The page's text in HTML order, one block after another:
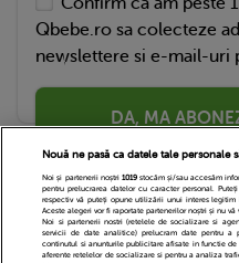
Qbebe.ro sa colecteze
newslettere si e-mail-uri
DA, MA
Nouă ne pasă ca datele tale personale
Noi și partenerii noștri 1019stocăm și/sau accesăm
pentru prelucrarea datelor cu caracter personal.
respectiv vă puteți opune utilizării unui interes
Aceste alegeri vor fi raportate partenerilor noștri și nu vă
Noi si partenerii nostri (retelele de socializare si
servicii de date analitice) prelucram date pentru a
continutul si anunturile publicitare afisate in functie
aferente retelelor de socializare si pentru a analiza